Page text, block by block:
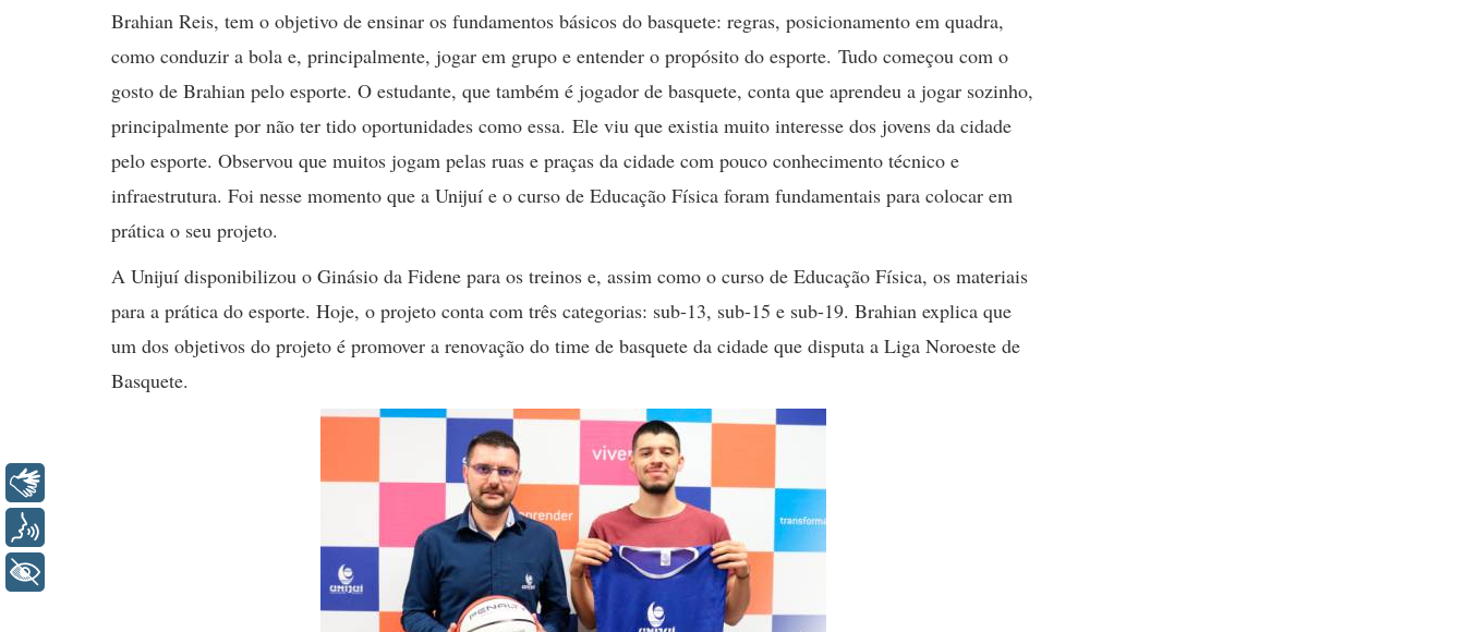
Brahian Reis, tem o objetivo de ensinar os fundamentos básicos do basquete: regras, posicionamento em quadra,
como conduzir a bola e, principalmente, jogar em grupo e entender o propósito do esporte. Tudo começou com o
gosto de Brahian pelo esporte. O estudante, que também é jogador de basquete, conta que aprendeu a jogar sozinho,
principalmente por não ter tido oportunidades como essa. Ele viu que existia muito interesse dos jovens da cidade
pelo esporte. Observou que muitos jogam pelas ruas e praças da cidade com pouco conhecimento técnico e
infraestrutura. Foi nesse momento que a Unijuí e o curso de Educação Física foram fundamentais para colocar em
prática o seu projeto.
A Unijuí disponibilizou o Ginásio da Fidene para os treinos e, assim como o curso de Educação Física, os materiais
para a prática do esporte. Hoje, o projeto conta com três categorias: sub-13, sub-15 e sub-19. Brahian explica que
um dos objetivos do projeto é promover a renovação do time de basquete da cidade que disputa a Liga Noroeste de
Basquete.